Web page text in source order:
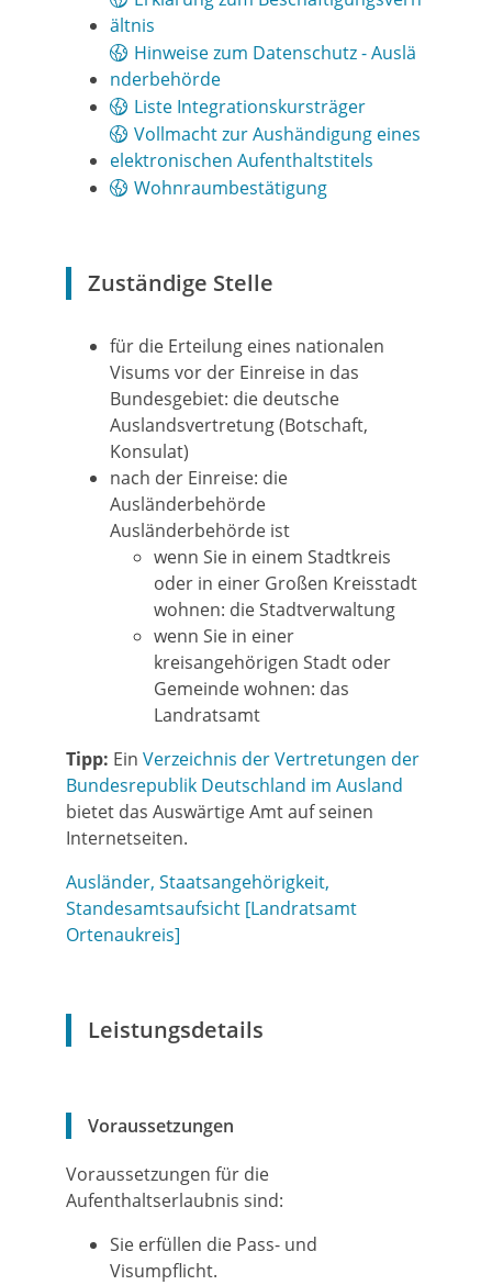
ältnis
Hinweise zum Datenschutz - Auslä
nderbehörde
Liste Integrationskursträger
Vollmacht zur Aushändigung eines
elektronischen Aufenthaltstitels
Wohnraumbestätigung
Zuständige Stelle
für die Erteilung eines nationalen
Visums vor der Einreise in das
Bundesgebiet: die deutsche
Auslandsvertretung (Botschaft,
Konsulat)
nach der Einreise: die
Ausländerbehörde
Ausländerbehörde ist
wenn Sie in einem Stadtkreis
oder in einer Großen Kreisstadt
wohnen: die Stadtverwaltung
wenn Sie in einer
kreisangehörigen Stadt oder
Gemeinde wohnen: das
Landratsamt
Tipp: Ein Verzeichnis der Vertretungen der
Bundesrepublik Deutschland im Ausland
bietet das Auswärtige Amt auf seinen
Internetseiten.
Ausländer, Staatsangehörigkeit,
Standesamtsaufsicht [Landratsamt
Ortenaukreis]
Leistungsdetails
Voraussetzungen
Voraussetzungen für die
Aufenthaltserlaubnis sind:
Sie erfüllen die Pass- und
Visumpflicht.